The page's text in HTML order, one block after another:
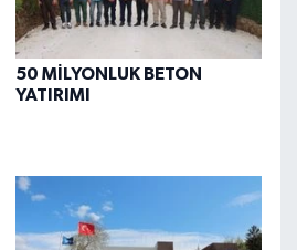
50 MİLYONLUK BETON
YATIRIMI